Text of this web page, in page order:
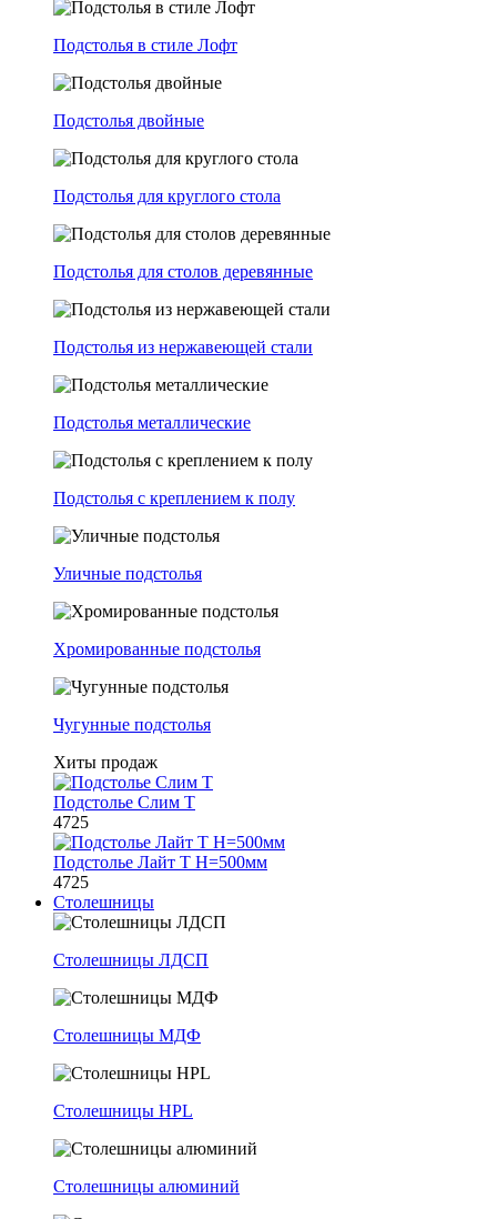
Подстолья в стиле Лофт
Подстолья двойные
Подстолья для круглого стола
Подстолья для столов деревянные
Подстолья из нержавеющей стали
Подстолья металлические
Подстолья с креплением к полу
Уличные подстолья
Хромированные подстолья
Чугунные подстолья
Хиты продаж
Подстолье Слим Т
4725
Подстолье Лайт Т H=500мм
4725
Столешницы
Столешницы ЛДСП
Столешницы МДФ
Столешницы HPL
Столешницы алюминий